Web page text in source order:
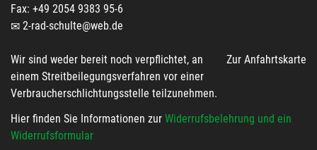
Fax: +49 2054 9383 95-6
2-rad-schulte@web.de
Zur Anfahrtskarte
Wir sind weder bereit noch verpflichtet, an
einem Streitbeilegungsverfahren vor einer
Verbraucherschlichtungsstelle teilzunehmen.
Hier finden Sie Informationen zur Widerrufsbelehrung und ein
Widerrufsformular